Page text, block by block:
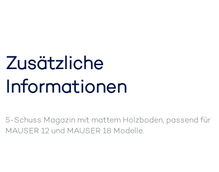
Zusätzliche
Informationen
5-Schuss Magazin mit mattem Holzboden, passend für
MAUSER 12 und MAUSER 18 Modelle.